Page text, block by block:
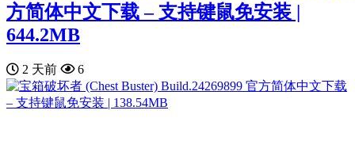
方简体中文下载 – 支持键鼠免安装 |
644.2MB
2 天前 6